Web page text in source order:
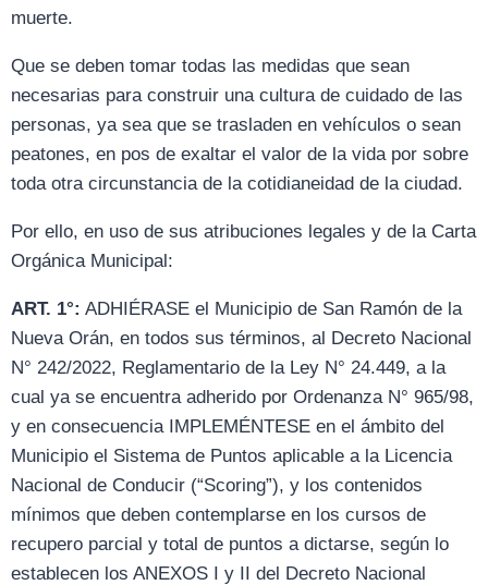
muerte.
Que se deben tomar todas las medidas que sean
necesarias para construir una cultura de cuidado de las
personas, ya sea que se trasladen en vehículos o sean
peatones, en pos de exaltar el valor de la vida por sobre
toda otra circunstancia de la cotidianeidad de la ciudad.
Por ello, en uso de sus atribuciones legales y de la Carta
Orgánica Municipal:
ART. 1°: ADHIÉRASE el Municipio de San Ramón de la
Nueva Orán, en todos sus términos, al Decreto Nacional
N° 242/2022, Reglamentario de la Ley N° 24.449, a la
cual ya se encuentra adherido por Ordenanza N° 965/98,
y en consecuencia IMPLEMÉNTESE en el ámbito del
Municipio el Sistema de Puntos aplicable a la Licencia
Nacional de Conducir (“Scoring”), y los contenidos
mínimos que deben contemplarse en los cursos de
recupero parcial y total de puntos a dictarse, según lo
establecen los ANEXOS I y II del Decreto Nacional